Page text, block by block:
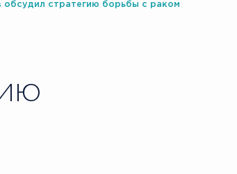
обсудил стратегию борьбы с раком